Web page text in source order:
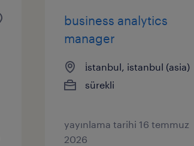
business analytics
manager
i̇stanbul, istanbul (asia)
sürekli
yayınlama tarihi 16 temmuz
2026